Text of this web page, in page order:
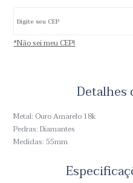
*Não sei meu CEP!
Detalhes
Metal: Ouro Amarelo 18k
Pedras: Diamantes
Medidas: 55mm